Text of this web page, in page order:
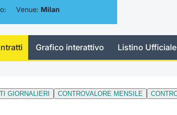
Venue: Milan
Grafico interattivo Listino Ufficiale